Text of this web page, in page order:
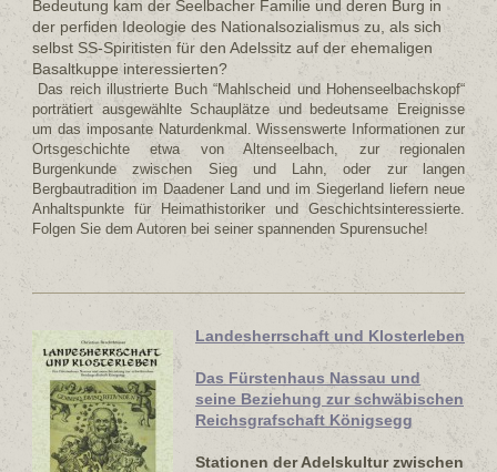
Bedeutung kam der Seelbacher Familie und deren Burg in
der perfiden Ideologie des Nationalsozialismus zu, als sich
selbst SS-Spiritisten für den Adelssitz auf der ehemaligen
Basaltkuppe interessierten?
Das reich illustrierte Buch “Mahlscheid und Hohenseelbachskopf“
porträtiert ausgewählte Schauplätze und bedeutsame Ereignisse
um das imposante Naturdenkmal. Wissenswerte Informationen zur
Ortsgeschichte etwa von Altenseelbach, zur regionalen
Burgenkunde zwischen Sieg und Lahn, oder zur langen
Bergbautradition im Daadener Land und im Siegerland liefern neue
Anhaltspunkte für Heimathistoriker und Geschichtsinteressierte.
Folgen Sie dem Autoren bei seiner spannenden Spurensuche!
Landesherrschaft und Klosterleben
Das Fürstenhaus Nassau und
seine Beziehung zur schwäbischen
Reichsgrafschaft Königsegg
Stationen der Adelskultur zwischen